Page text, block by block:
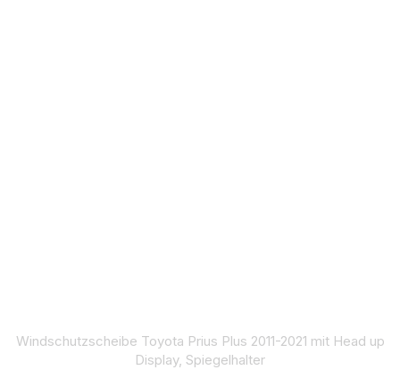
Windschutzscheibe Toyota Prius Plus 2011-2021 mit Head up
Display, Spiegelhalter